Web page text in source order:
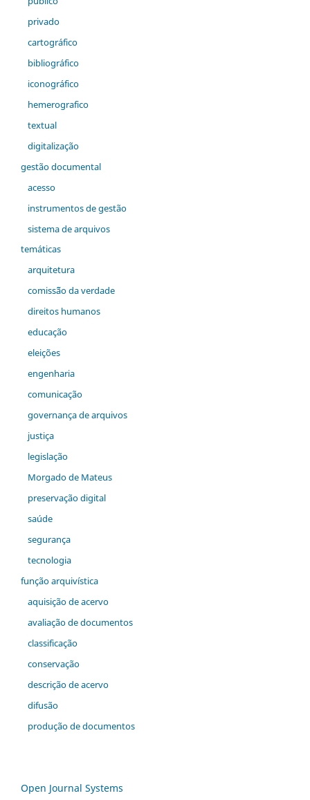
privado
cartográfico
bibliográfico
iconográfico
hemerografico
textual
digitalização
gestão documental
acesso
instrumentos de gestão
sistema de arquivos
temáticas
arquitetura
comiss˜ão da verdade
direitos humanos
educação
eleições
engenharia
comunicação
governança de arquivos
justiça
legislação
Morgado de Mateus
preservação digital
saúde
segurança
tecnologia
função arquivística
aquisição de acervo
avaliação de documentos
classificação
conservação
descrição de acervo
difusão
produção de documentos
Open Journal Systems